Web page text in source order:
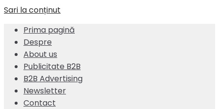
Sari la conținut
Prima pagină
Despre
About us
Publicitate B2B
B2B Advertising
Newsletter
Contact